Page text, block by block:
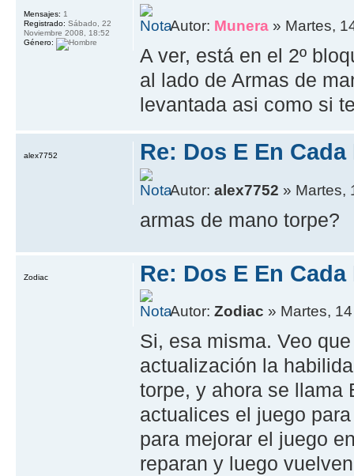
Autor: Munera » Martes,
A ver, está en el 2º
al lado de Armas de
levantada asi como si
Mensajes: 1
Registrado: Sábado, 22
Noviembre 2008, 18:52
Género:
Re: Dos E En Cada
Autor:alex7752 » Martes,
armas de mano torpe?
alex7752
Re: Dos E En Cada
Autor:Zodiac » Martes,
Si, esa misma. Veo
actualización la
torpe, y ahora se llama
actualices el juego
para mejorar el juego
reparan y luego
Zodiac